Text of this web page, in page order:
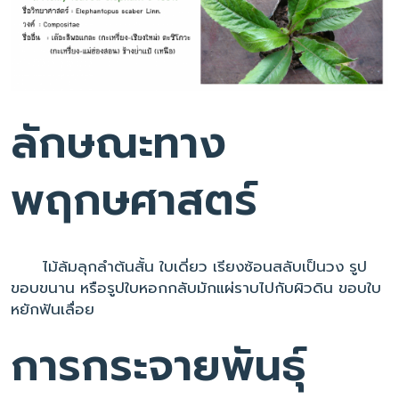
ลักษณะทาง
พฤกษศาสตร์
ไม้ล้มลุกลำต้นสั้น ใบเดี่ยว เรียงซ้อนสลับเป็นวง รูป
ขอบขนาน หรือรูปใบหอกกลับมักแผ่ราบไปกับผิวดิน ขอบใบ
หยักฟันเลื่อย
การกระจายพันธุ์